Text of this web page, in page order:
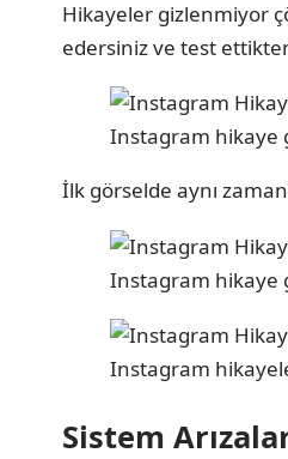
Hikayeler gizlenmiyor
edersiniz ve test
Instagram hikaye
İlk görselde aynı
Instagram hikaye
Instagram
Sistem